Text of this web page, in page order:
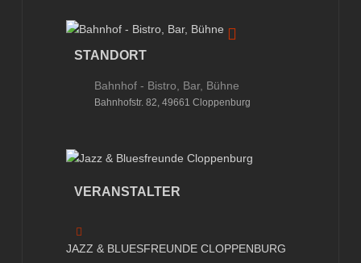
STANDORT
Bahnhof - Bistro, Bar, Bühne
Bahnhofstr. 82, 49661 Cloppenburg
VERANSTALTER
JAZZ & BLUESFREUNDE CLOPPENBURG